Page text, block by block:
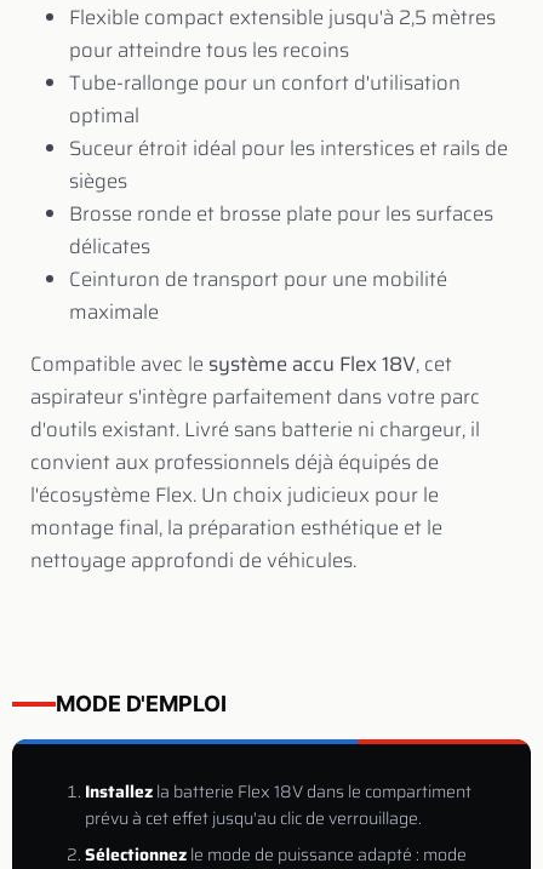
Flexible compact extensible jusqu'à 2,5 mètres
pour atteindre tous les recoins
Tube-rallonge pour un confort d'utilisation
optimal
Suceur étroit idéal pour les interstices et rails de
sièges
Brosse ronde et brosse plate pour les surfaces
délicates
Ceinturon de transport pour une mobilité
maximale
Compatible avec le système accu Flex 18V, cet
aspirateur s'intègre parfaitement dans votre parc
d'outils existant. Livré sans batterie ni chargeur, il
convient aux professionnels déjà équipés de
l'écosystème Flex. Un choix judicieux pour le
montage final, la préparation esthétique et le
nettoyage approfondi de véhicules.
MODE D'EMPLOI
Installezla batterie Flex 18V dans le compartiment
prévu à cet effet jusqu'au clic de verrouillage.
Sélectionnezle mode de puissance adapté : mode